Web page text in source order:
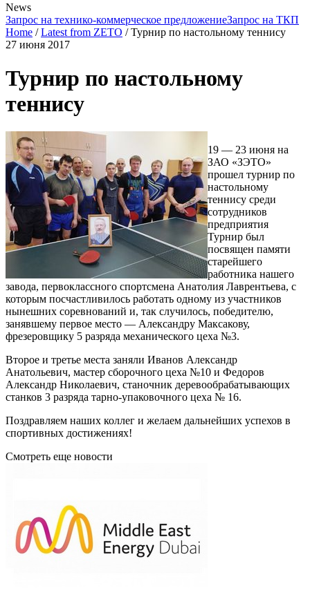
News
Запрос на технико-коммерческое предложениеЗапрос на ТКП
Home /Latest from ZETO /Турнир по настольному теннису
27 июня 2017
Турнир по настольному
теннису
19 — 23 июня на
ЗАО «ЗЭТО»
прошел турнир по
настольному
теннису среди
сотрудников
предприятия
Турнир был
посвящен памяти
старейшего
работника нашего
завода, первоклассного спортсмена Анатолия Лаврентьева, с
которым посчастливилось работать одному из участников
нынешних соревнований и, так случилось, победителю,
занявшему первое место — Александру Максакову,
фрезеровщику 5 разряда механического цеха №3.
Второе и третье места заняли Иванов Александр
Анатольевич, мастер сборочного цеха №10 и Федоров
Александр Николаевич, станочник деревообрабатывающих
станков 3 разряда тарно-упаковочного цеха № 16.
Поздравляем наших коллег и желаем дальнейших успехов в
спортивных достижениях!
Смотреть еще новости